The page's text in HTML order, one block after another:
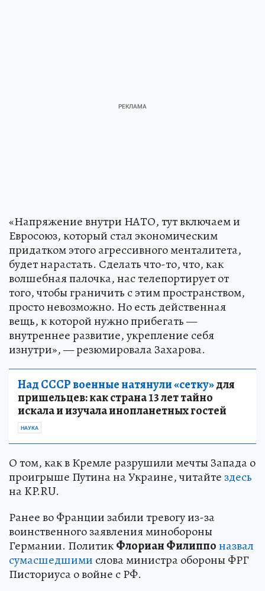
«Напряжение внутри НАТО, тут включаем и
Евросоюз, который стал экономическим
придатком этого агрессивного менталитета,
будет нарастать. Сделать что-то, что, как
волшебная палочка, нас телепортирует от
того, чтобы граничить с этим пространством,
просто невозможно. Но есть действенная
вещь, к которой нужно прибегать —
внутреннее развитие, укрепление себя
изнутри», — резюмировала Захарова.
Над СССР военные натянули «сетку»для
пришельцев: как страна 13 лет тайно
искала и изучала инопланетных гостей
НАУКА
О том, как в Кремле разрушили мечты Запада о
проигрыше Путина на Украине, читайте здесь
на KP.RU.
Ранее во Франции забили тревогу из-за
воинственного заявления минобороны
Германии. ПолитикФлориан Филиппоназвал
сумасшедшими слова министра обороны ФРГ
Писториуса о войне с РФ.